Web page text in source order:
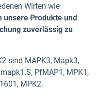
Wirten wie
unsere Produkte und
zuverlässig zu
sind MAPK3, Mapk3,
PfMAP1, MPK1,
MPK2.